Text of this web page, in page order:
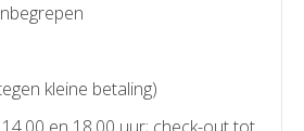
kleine betaling)